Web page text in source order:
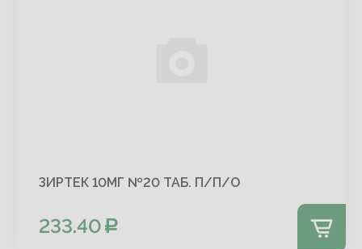
ЗИРТЕК 10МГ №20 ТАБ. П/П/О
233.40